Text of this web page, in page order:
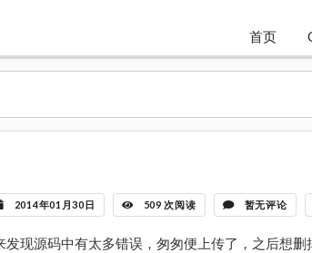
首页
2014年01月30日 509 次阅读 暂无评论
现源码中有太多错误，匆匆便上传了，之后想删